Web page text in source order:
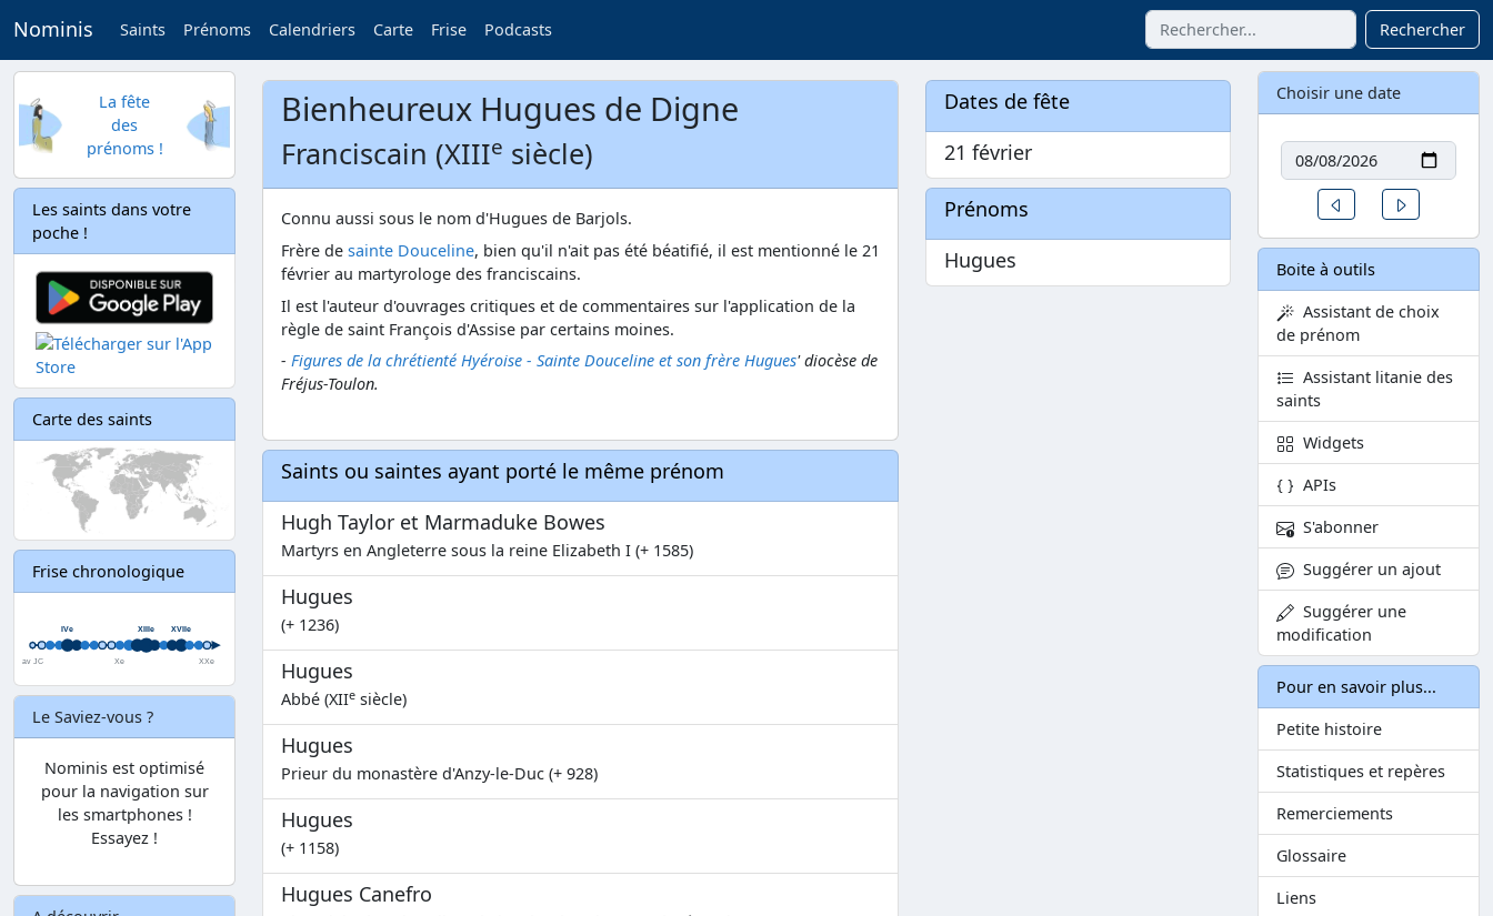
Nominis Saints Prénoms Calendriers Carte Frise Podcasts Rechercher
La fête
des
prénoms !
Les saints dans votre
poche !
Carte des saints
Frise chronologique
Le Saviez-vous ?
Nominis est optimisé
pour la navigation sur
les smartphones !
Essayez !
Bienheureux Hugues de Digne
Franciscain (XIIIe siècle)
Connu aussi sous le nom d'Hugues de Barjols.
Frère de sainte Douceline, bien qu'il n'ait pas été béatifié, il est mentionné le 21
février au martyrologe des franciscains.
Il est l'auteur d'ouvrages critiques et de commentaires sur l'application de la
règle de saint François d'Assise par certains moines.
- Figures de la chrétienté Hyéroise - Sainte Douceline et son frère Hugues' diocèse de
Fréjus-Toulon.
Saints ou saintes ayant porté le même prénom
Hugh Taylor et Marmaduke Bowes
Martyrs en Angleterre sous la reine Elizabeth I (+ 1585)
Hugues
(+ 1236)
Hugues
Abbé (XIIe siècle)
Hugues
Prieur du monastère d'Anzy-le-Duc (+ 928)
Hugues
(+ 1158)
Hugues Canefro
Dates de fête
21 février
Prénoms
Hugues
Choisir une date
Date
Un jour avant
Boite à outils
Assistant de choix
de prénom
Assistant litanie des
saints
Widgets
APIs
S'abonner
Suggérer un ajout
Suggérer une
modification
Pour en savoir plus...
Petite histoire
Statistiques et repères
Remerciements
Glossaire
Liens